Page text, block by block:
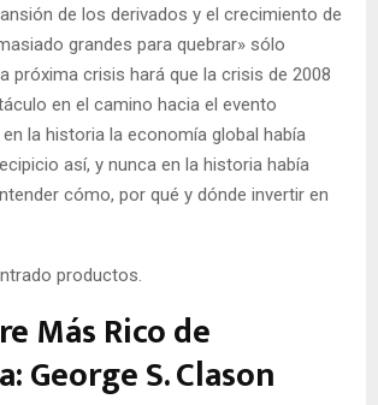
de los derivados y el crecimiento de
grandes para quebrar» sólo
próxima crisis hará que la crisis de 2008
en el camino hacia el evento
la historia la economía global había
así, y nunca en la historia había
cómo, por qué y dónde invertir en
productos.
Más Rico de
George S. Clason